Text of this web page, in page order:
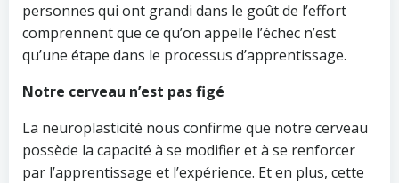
personnes qui ont grandi dans le goût de l’effort
comprennent que ce qu’on appelle l’échec n’est
qu’une étape dans le processus d’apprentissage.
Notre cerveau n’est pas figé
La neuroplasticité nous confirme que notre cerveau
possède la capacité à se modifier et à se renforcer
par l’apprentissage et l’expérience. Et en plus, cette